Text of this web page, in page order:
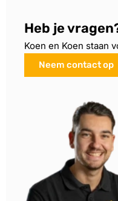
Heb je
Koen en Koen staan
Neem contact op